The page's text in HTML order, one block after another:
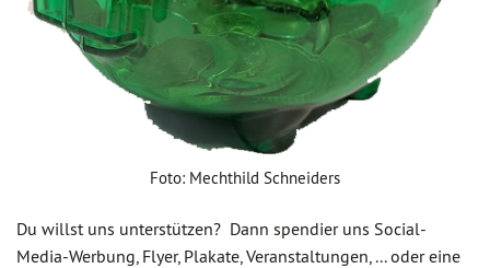
Foto: Mechthild Schneiders
Du willst uns unterstützen? Dann spendier uns Social-
Media-Werbung, Flyer, Plakate, Veranstaltungen, ... oder eine